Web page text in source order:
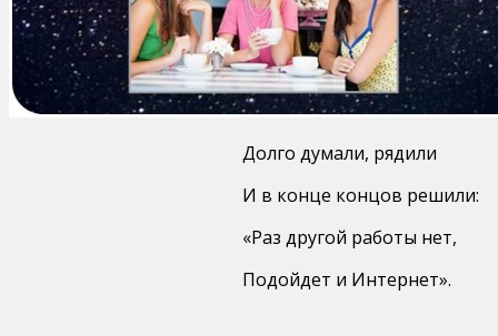
Долго думали, рядили
И в конце концов решили:
«Раз другой работы нет,
Подойдет и Интернет».